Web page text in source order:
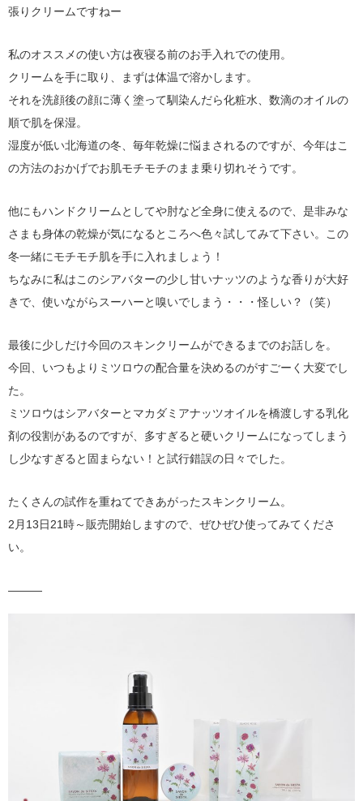
張りクリームですねー
私のオススメの使い方は夜寝る前のお手入れでの使用。
クリームを手に取り、まずは体温で溶かします。
それを洗顔後の顔に薄く塗って馴染んだら化粧水、数滴のオイルの
順で肌を保湿。
湿度が低い北海道の冬、毎年乾燥に悩まされるのですが、今年はこ
の方法のおかげでお肌モチモチのまま乗り切れそうです。
他にもハンドクリームとしてや肘など全身に使えるので、是非みな
さまも身体の乾燥が気になるところへ色々試してみて下さい。この
冬一緒にモチモチ肌を手に入れましょう！
ちなみに私はこのシアバターの少し甘いナッツのような香りが大好
きで、使いながらスーハーと嗅いでしまう・・・怪しい？（笑）
最後に少しだけ今回のスキンクリームができるまでのお話しを。
今回、いつもよりミツロウの配合量を決めるのがすごーく大変でし
た。
ミツロウはシアバターとマカダミアナッツオイルを橋渡しする乳化
剤の役割があるのですが、多すぎると硬いクリームになってしまう
し少なすぎると固まらない！と試行錯誤の日々でした。
たくさんの試作を重ねてできあがったスキンクリーム。
2月13日21時～販売開始しますので、ぜひぜひ使ってみてくださ
い。
———